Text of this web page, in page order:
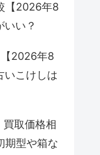
【2026年8
いい？
2026年8
いこけしは
買取価格相
期型や箱な